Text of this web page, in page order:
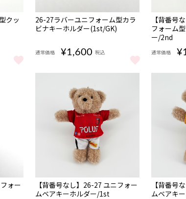
クッ
クッションキーホルダー/2nd をもっと見る
NEW
26-27ラバーユニフォーム型カラ
ビナキーホルダー(1st/GK)
通常価格 ¥1,600 税込
26-27ラバーユニフォーム型カラビナキーホルダ
NEW
【背番号
フォーム
ー/2nd
通常価格
【背番号
ォー
NEW
【背番号なし】26-27 ユニフォー
ムベアキーホルダー/1st
NEW
【背番号
ムベアキ